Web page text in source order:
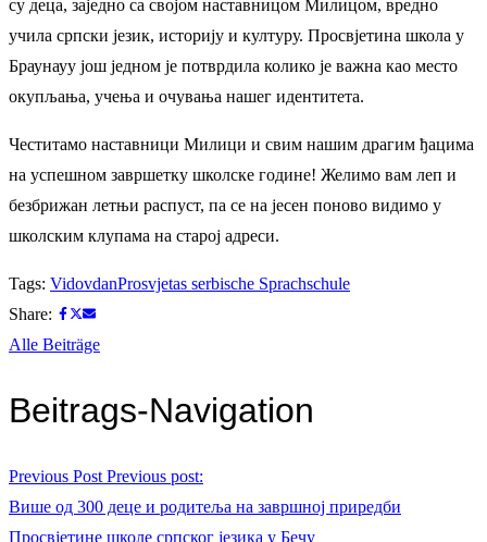
су деца, заједно са својом наставницом Милицом, вредно
учила српски језик, историју и културу. Просвјетина школа у
Браунауу још једном је потврдила колико је важна као место
окупљања, учења и очувања нашег идентитета.
Честитамо наставници Милици и свим нашим драгим ђацима
на успешном завршетку школске године! Желимо вам леп и
безбрижан летњи распуст, па се на јесен поново видимо у
школским клупама на старој адреси.
Tags: VidovdanProsvjetas serbische Sprachschule
Share:
Alle Beiträge
Beitrags-Navigation
Previous Post Previous post:
Више од 300 деце и родитеља на завршној приредби
Просвјетине школе српског језика у Бечу